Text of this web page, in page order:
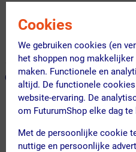
Cookies
We gebruiken cookies (en
het shoppen nog
maken. Functionele en
altijd. De functionele
website-ervaring. De
om FuturumShop elke dag te
Met de persoonlijke cookie
nuttige en persoonlijke
Voor 23:00 uur besteld,
365 dagen retourrecht
← Terug naar productnavigatie
ONZE AANBEVOLEN
SNLR